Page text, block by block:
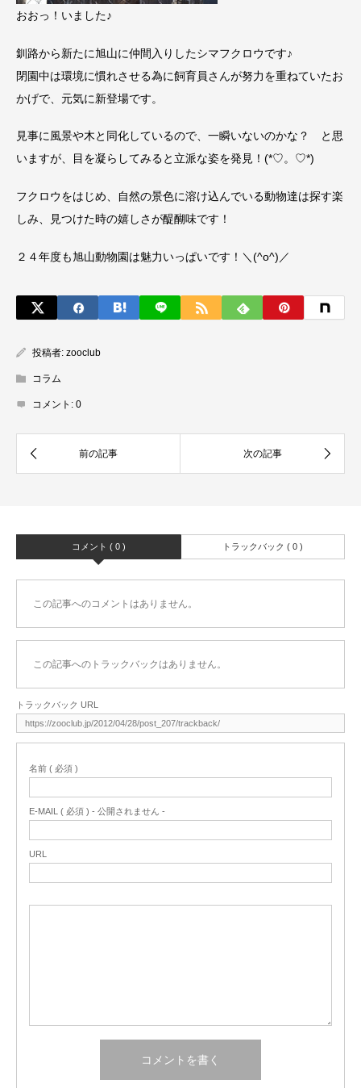
おおっ！いました♪
釧路から新たに旭山に仲間入りしたシマフクロウです♪
閉園中は環境に慣れさせる為に飼育員さんが努力を重ねていたお
かげで、元気に新登場です。
見事に風景や木と同化しているので、一瞬いないのかな？ と思
いますが、目を凝らしてみると立派な姿を発見！(*♡。♡*)
フクロウをはじめ、自然の景色に溶け込んでいる動物達は探す楽
しみ、見つけた時の嬉しさが醍醐味です！
２４年度も旭山動物園は魅力いっぱいです！＼(^o^)／
投稿者: zooclub
コラム
コメント: 0
コメント ( 0 ) トラックバック ( 0 )
この記事へのコメントはありません。
この記事へのトラックバックはありません。
トラックバック URL
名前 ( 必須 )
E-MAIL ( 必須 ) - 公開されません -
URL